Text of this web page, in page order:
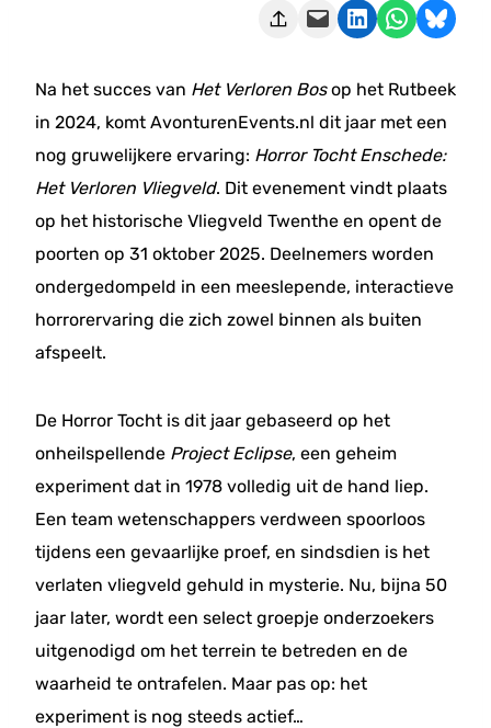
Deze pagina e-mailen Delen op LinkedIn Delen via WhatsApp Share on Bluesky
Na het succes van Het Verloren Bosop het Rutbeek
in 2024, komt AvonturenEvents.nl dit jaar met een
nog gruwelijkere ervaring: Horror Tocht Enschede:
Het Verloren Vliegveld. Dit evenement vindt plaats
op het historische Vliegveld Twenthe en opent de
poorten op 31 oktober 2025. Deelnemers worden
ondergedompeld in een meeslepende, interactieve
horrorervaring die zich zowel binnen als buiten
afspeelt.
De Horror Tocht is dit jaar gebaseerd op het
onheilspellende Project Eclipse, een geheim
experiment dat in 1978 volledig uit de hand liep.
Een team wetenschappers verdween spoorloos
tijdens een gevaarlijke proef, en sindsdien is het
verlaten vliegveld gehuld in mysterie. Nu, bijna 50
jaar later, wordt een select groepje onderzoekers
uitgenodigd om het terrein te betreden en de
waarheid te ontrafelen. Maar pas op: het
experiment is nog steeds actief…